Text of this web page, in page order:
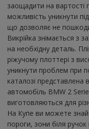
заощадити на вартості
можливість уникнути
що дозволяє не
Викрійка знімається з
на необхідну деталь.
ріжучому плоттері з
уникнути проблем при
каталозі представлена
автомобіль BMW 2
виготовляються для
На Купе ви можете
пороги, зони біля ручок